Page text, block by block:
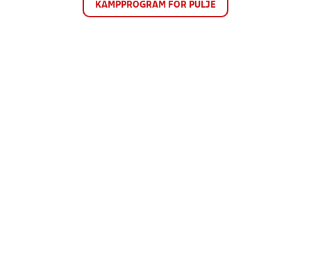
KAMPPROGRAM FOR PULJE